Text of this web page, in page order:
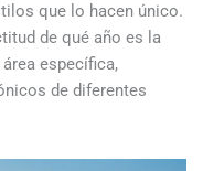
que lo hacen único.
de qué año es la
específica,
de diferentes